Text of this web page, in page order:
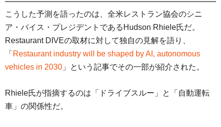
こうした予測を語ったのは、全米レストラン協会のシニ
ア・バイス・プレジデントであるHudson Rhiele氏だ。
Restaurant DIVEの取材に対して独自の見解を語り、
「 Restaurant industry will be shaped by AI, autonomous
vehicles in 2030 」という記事でその一部が紹介された。
Rhiele氏が指摘するのは「ドライブスルー」と「自動運転
車」の関係性だ。